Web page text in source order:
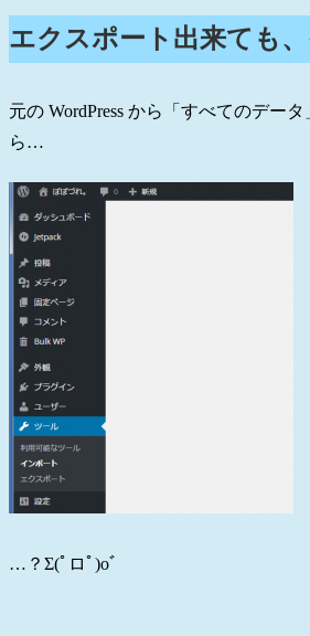
エクスポート出来ても
元の WordPress から「すべてのデー
ら…
…？Σ(ﾟロﾟ)oﾞ